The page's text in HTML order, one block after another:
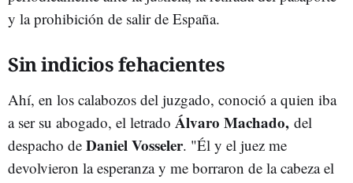
y la prohibición de salir de España.
Sin indicios fehacientes
Ahí, en los calabozos del juzgado, conoció a quien iba
a ser su abogado, el letrado Álvaro Machado, del
despacho de Daniel Vosseler. "Él y el juez me
devolvieron la esperanza y me borraron de la cabeza el